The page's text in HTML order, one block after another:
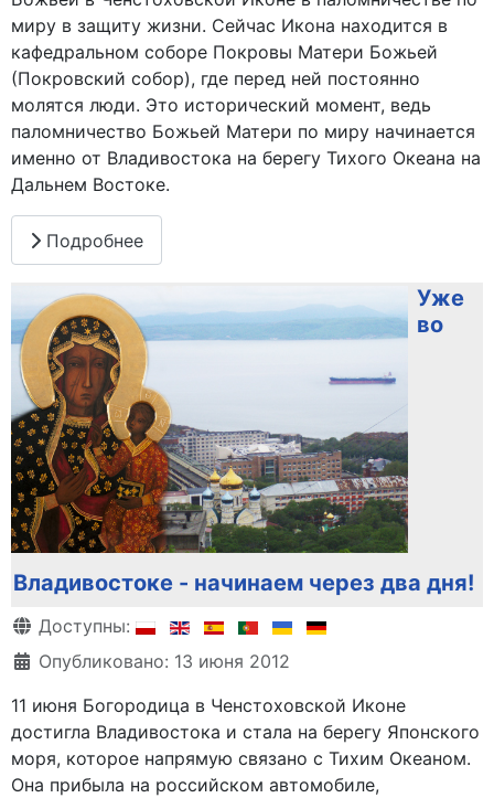
миру в защиту жизни. Сейчас Икона находится в
кафедральном соборе Покровы Матери Божьей
(Покровский собор), где перед ней постоянно
молятся люди. Это исторический момент, ведь
паломничество Божьей Матери по миру начинается
именно от Владивостока на берегу Тихого Океана на
Дальнем Востоке.
Подробнее
Уже
во
Владивостоке - начинаем через два дня!
Информация о материале
Доступны:
Опубликовано: 13 июня 2012
11 июня Богородица в Ченстоховской Иконе
достигла Владивостока и стала на берегу Японского
моря, которое напрямую связано с Тихим Океаном.
Она прибыла на российском автомобиле,